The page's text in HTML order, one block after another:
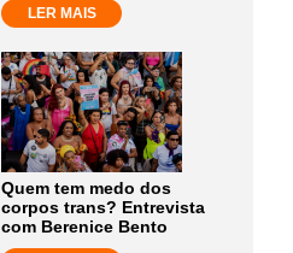
LER MAIS
Quem tem medo dos
corpos trans? Entrevista
com Berenice Bento